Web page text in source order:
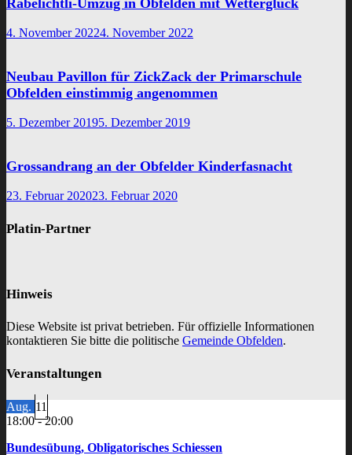
Räbelichtli-Umzug in Obfelden mit Wetterglück
4. November 20224. November 2022
Neubau Pavillon für ZickZack der Primarschule
Obfelden einstimmig angenommen
5. Dezember 20195. Dezember 2019
Grossandrang an der Obfelder Kinderfasnacht
23. Februar 202023. Februar 2020
Platin-Partner
Hinweis
Diese Website ist privat betrieben. Für offizielle Informationen
kontaktieren Sie bitte die politische Gemeinde Obfelden.
Veranstaltungen
Aug. 11
18:00-20:00
Bundesübung, Obligatorisches Schiessen